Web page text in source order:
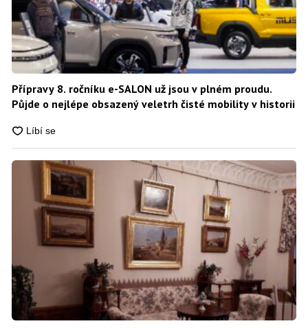
Přípravy 8. ročníku e-SALON už jsou v plném proudu.
Půjde o nejlépe obsazený veletrh čisté mobility v historii